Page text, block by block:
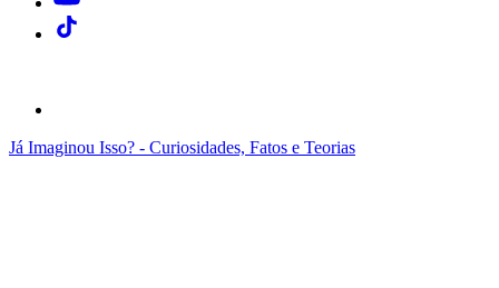
Já Imaginou Isso? - Curiosidades, Fatos e Teorias